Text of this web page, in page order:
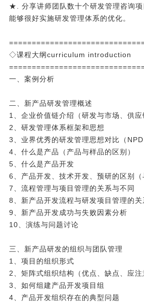
★. 分享讲师团队数十个研发管理咨询
能够很好实施研发管理体系的优化。
◇课程大纲curriculum introduction
一、案例分析
二、新产品研发管理概述
1、企业价值链介绍（研发与市场、供
2、研发管理体系框架和思想
3、业界优秀的研发管理思想对比（
4、什么是产品（产品与样品的区别）
5、什么是产品开发
6、产品开发、技术开发、预研的区别
7、流程管理与项目管理的关系与不同
8、新产品开发流程与研发项目管理的关
9、新产品开发成功与失败因素分析
10、演练与问题讨论
三、新产品研发的组织与团队管理
1、项目的组织形式
2、矩阵式组织结构（优点、缺点、应注
3、如何组建产品开发项目组
4、产品开发组织存在的典型问题